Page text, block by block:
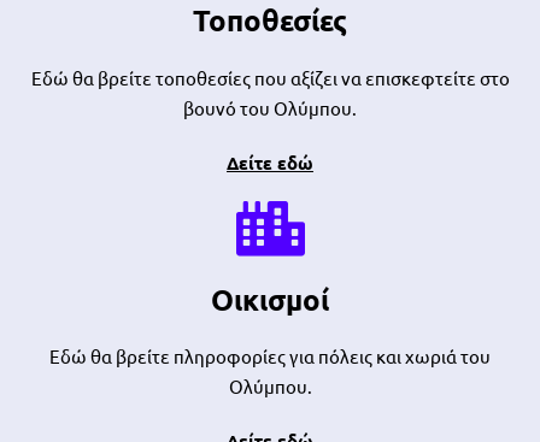
Τοποθεσίες
Εδώ θα βρείτε τοποθεσίες που αξίζει να επισκεφτείτε στο
βουνό του Ολύμπου.
Δείτε εδώ
Οικισμοί
Εδώ θα βρείτε πληροφορίες για πόλεις και χωριά του
Ολύμπου.